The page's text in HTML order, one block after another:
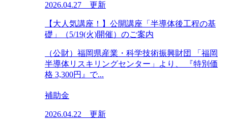
2026.04.27 更新
【大人気講座！】公開講座「半導体後工程の基
礎」（5/19(火)開催）のご案内
（公財）福岡県産業・科学技術振興財団 「福岡
半導体リスキリングセンター」より、 『特別価
格 3,300円』で...
補助金
2026.04.22 更新